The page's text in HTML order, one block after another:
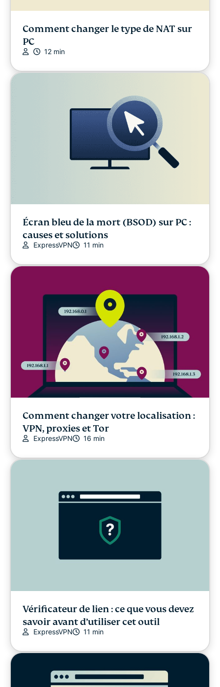
Comment changer le type de NAT sur
PC
12 min
Écran bleu de la mort (BSOD) sur PC :
causes et solutions
ExpressVPN 11 min
Comment changer votre localisation :
VPN, proxies et Tor
ExpressVPN 16 min
Vérificateur de lien : ce que vous devez
savoir avant d’utiliser cet outil
ExpressVPN 11 min